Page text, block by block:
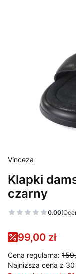
Vinceza
Klapki
czarny
0.00
99,00 zł
Cena regularna:
Najniższa cena z